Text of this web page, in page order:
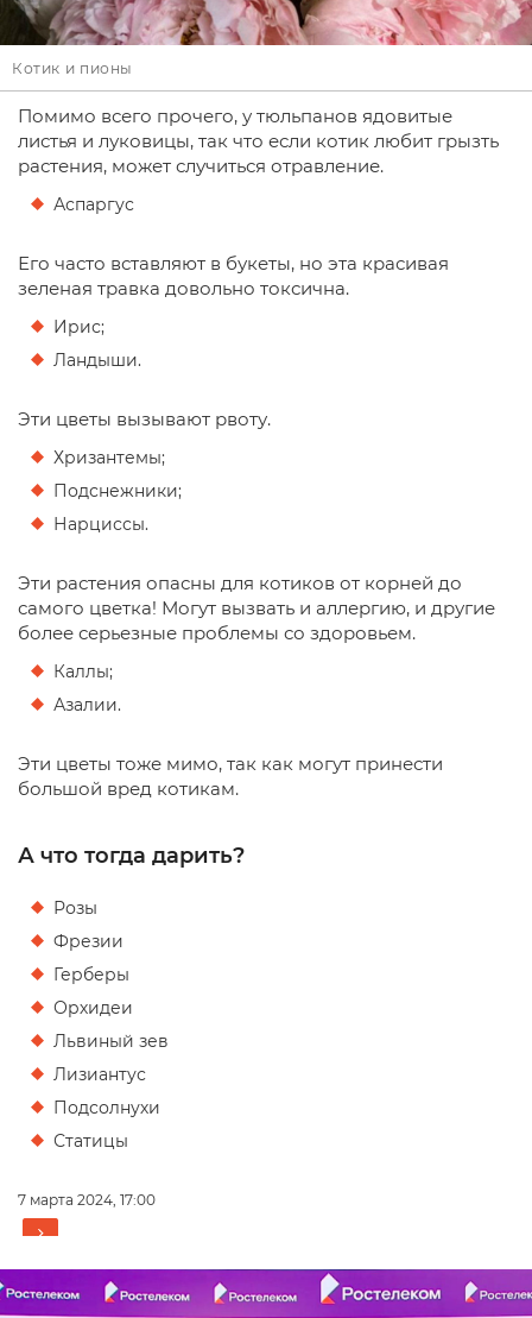
Котик и пионы
Помимо всего прочего, у тюльпанов ядовитые
листья и луковицы, так что если котик любит грызть
растения, может случиться отравление.
Аспаргус
Его часто вставляют в букеты, но эта красивая
зеленая травка довольно токсична.
Ирис;
Ландыши.
Эти цветы вызывают рвоту.
Хризантемы;
Подснежники;
Нарциссы.
Эти растения опасны для котиков от корней до
самого цветка! Могут вызвать и аллергию, и другие
более серьезные проблемы со здоровьем.
Каллы;
Азалии.
Эти цветы тоже мимо, так как могут принести
большой вред котикам.
А что тогда дарить?
Розы
Фрезии
Герберы
Орхидеи
Львиный зев
Лизиантус
Подсолнухи
Статицы
7 марта 2024, 17:00